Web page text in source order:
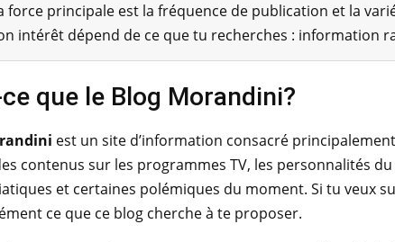
force principale est la fréquence de publication et la
intérêt dépend de ce que tu recherches : information
ce que le Blog Morandini?
est un site d’information consacré
contenus sur les programmes TV, les personnalités
et certaines polémiques du moment. Si tu veux
ce que ce blog cherche à te proposer.